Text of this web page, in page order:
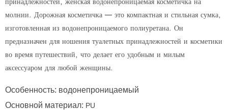
принадлежностей, женская водонепроницаемая косметичка на
молнии. Дорожная косметичка — это компактная и стильная сумка,
изготовленная из водонепроницаемого полиуретана. Он
предназначен для ношения туалетных принадлежностей и косметики
во время путешествий, что делает его удобным и милым
аксессуаром для любой женщины.
Особенность: водонепроницаемый
Основной материал: PU